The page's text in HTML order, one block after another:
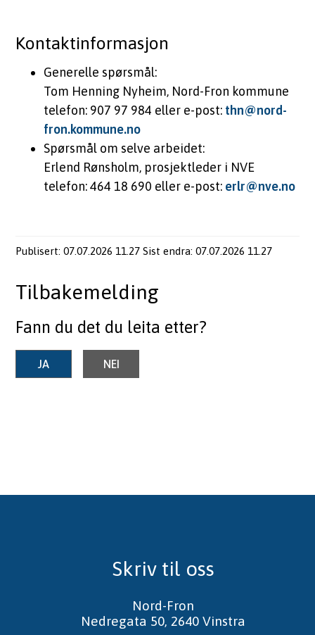
Kontaktinformasjon
Generelle spørsmål:
Tom Henning Nyheim, Nord-Fron kommune
telefon: 907 97 984 eller e-post: thn@nord-
fron.kommune.no
Spørsmål om selve arbeidet:
Erlend Rønsholm, prosjektleder i NVE
telefon: 464 18 690 eller e-post: erlr@nve.no
Publisert 07.07.2026 11.27 Sist endra 07.07.2026 11.27
Tilbakemelding
Fann du det du leita etter?
JA NEI
Skriv til oss
Nord-Fron
Nedregata 50, 2640 Vinstra